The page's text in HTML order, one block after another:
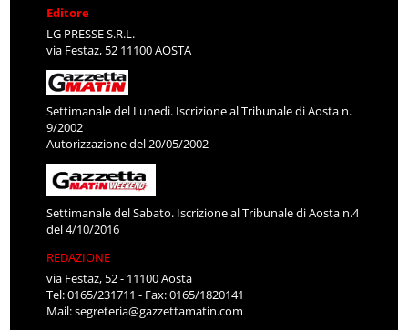
Editore
LG PRESSE S.R.L.
via Festaz, 52 11100 AOSTA
Settimanale del Lunedì. Iscrizione al Tribunale di Aosta n.
9/2002
Autorizzazione del 20/05/2002
Settimanale del Sabato. Iscrizione al Tribunale di Aosta n.4
del 4/10/2016
REDAZIONE
via Festaz, 52 - 11100 Aosta
Tel: 0165/231711 - Fax: 0165/1820141
Mail:segreteria@gazzettamatin.com